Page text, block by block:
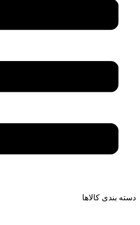
دسته بندی کالاها